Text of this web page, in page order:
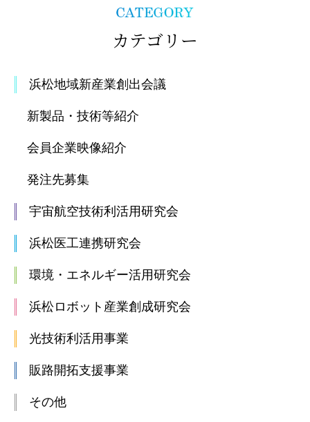
カテゴリー
浜松地域新産業創出会議
新製品・技術等紹介
会員企業映像紹介
発注先募集
宇宙航空技術利活用研究会
浜松医工連携研究会
環境・エネルギー活用研究会
浜松ロボット産業創成研究会
光技術利活用事業
販路開拓支援事業
その他